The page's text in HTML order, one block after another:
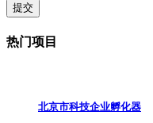
提交
热门项目
北京市科技企业孵化器